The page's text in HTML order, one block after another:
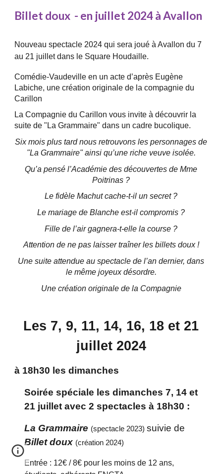
Billet doux - en juillet 2024 à Avallon
Nouveau spectacle 2024 qui sera joué à Avallon du7
au 21 juillet dans le Square Houdaille.
Comédie-Vaudeville en un acte d’après Eugène
Labiche, une création originale de la compagnie du
Carillon
La Compagnie du Carillon vous invite à découvrir la
suite de "La Grammaire" dans un cadre bucolique.
Six mois plus tard nous retrouvons les personnages de
"La Grammaire" ainsi qu’une riche veuve isolée.
Qu’a pensé l’Académie des découvertes de Mme
Poitrinas ?
Le fidèle Machut cache-t-il un secret ?
Le mariage de Blanche est-il compromis ?
Fille de l’air gagnera-t-elle la course ?
Attention de ne pas laisser traîner les billets doux !
Une suite attendue au spectacle de l’an dernier, dans
le même joyeux désordre.
Une création originale de la Compagnie
Les 7, 9, 11, 14, 16, 18 et 21
juillet 2024
à 18h30 les dimanches
Soirée spéciale les dimanches 7, 14 et
21 juillet avec 2 spectacles à 18h30 :
La Grammaire (spectacle 2023)suivie de
Billet doux (création 2024)
Entrée : 12€ / 8€ pour les moins de 12 ans,